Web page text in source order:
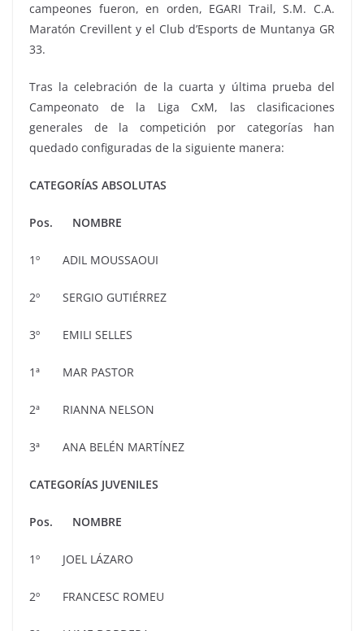
campeones fueron, en orden, EGARI Trail, S.M. C.A.
Maratón Crevillent y el Club d’Esports de Muntanya GR
33.
Tras la celebración de la cuarta y última prueba del
Campeonato de la Liga CxM, las clasificaciones
generales de la competición por categorías han
quedado configuradas de la siguiente manera:
CATEGORÍAS ABSOLUTAS
Pos. NOMBRE
1º ADIL MOUSSAOUI
2º SERGIO GUTIÉRREZ
3º EMILI SELLES
1ª MAR PASTOR
2ª RIANNA NELSON
3ª ANA BELÉN MARTÍNEZ
CATEGORÍAS JUVENILES
Pos. NOMBRE
1º JOEL LÁZARO
2º FRANCESC ROMEU